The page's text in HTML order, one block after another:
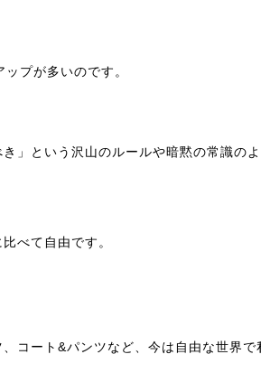
ップが多いのです。
き」という沢山のルールや暗黙の常識の
べて自由です。
コート&パンツなど、 今は自由な世界で